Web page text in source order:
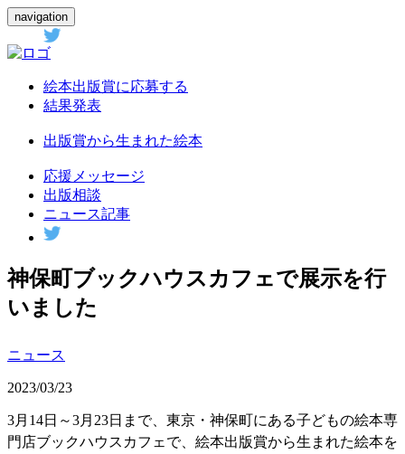
navigation
絵本出版賞に応募する
結果発表
出版賞から生まれた絵本
応援メッセージ
出版相談
ニュース記事
神保町ブックハウスカフェで展示を行
いました
ニュース
2023/03/23
3月14日～3月23日まで、東京・神保町にある子どもの絵本専
門店ブックハウスカフェで、絵本出版賞から生まれた絵本を